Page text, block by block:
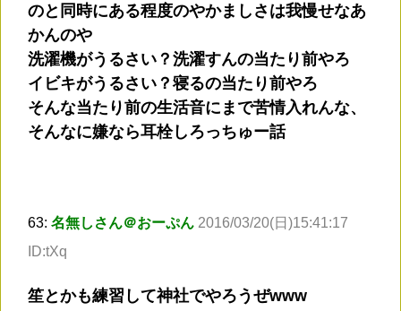
のと同時にある程度のやかましさは我慢せなあ
かんのや
洗濯機がうるさい？洗濯すんの当たり前やろ
イビキがうるさい？寝るの当たり前やろ
そんな当たり前の生活音にまで苦情入れんな、
そんなに嫌なら耳栓しろっちゅー話
63: 名無しさん＠おーぷん 2016/03/20(日)15:41:17
ID:tXq
笙とかも練習して神社でやろうぜwww